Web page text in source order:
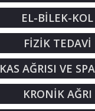
EL-BİLEK-KOL
FİZİK TEDAVİ
KAS AĞRISI VE
KRONİK AĞRI